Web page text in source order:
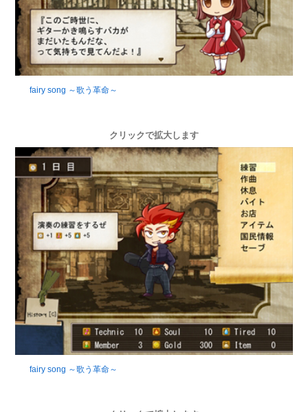
fairy song ～歌う革命～
クリックで拡大します
fairy song ～歌う革命～